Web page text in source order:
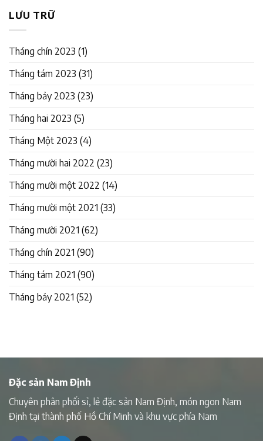
LƯU TRỮ
Tháng chín 2023 (1)
Tháng tám 2023 (31)
Tháng bảy 2023 (23)
Tháng hai 2023 (5)
Tháng Một 2023 (4)
Tháng mười hai 2022 (23)
Tháng mười một 2022 (14)
Tháng mười một 2021 (33)
Tháng mười 2021 (62)
Tháng chín 2021 (90)
Tháng tám 2021 (90)
Tháng bảy 2021 (52)
Đặc sản Nam Định
Chuyên phân phối sỉ, lẻ đặc sản Nam Định, món ngon Nam
Định tại thành phố Hồ Chí Minh và khu vực phía Nam